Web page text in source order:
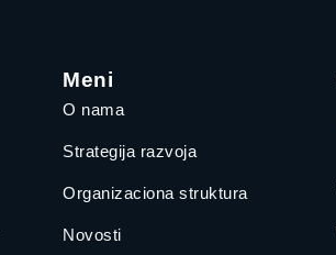
Meni
O nama
Strategija razvoja
Organizaciona struktura
Novosti